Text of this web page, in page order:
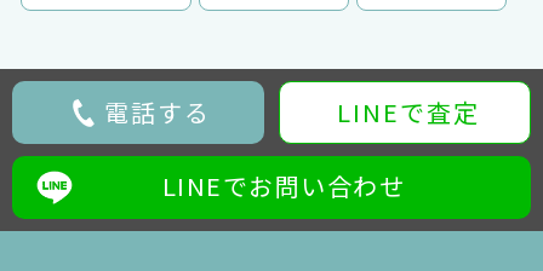
電話する LINEで査定
LINEでお問い合わせ